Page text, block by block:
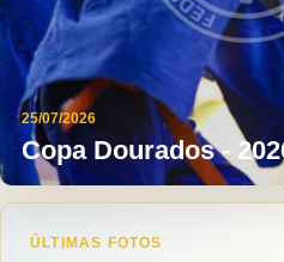
25/07/2026
Copa Dourados -
ÚLTIMAS FOTOS